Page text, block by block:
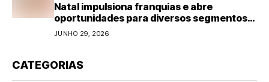
Natal impulsiona franquias e abre
oportunidades para diversos segmentos
do varejo
JUNHO 29, 2026
CATEGORIAS